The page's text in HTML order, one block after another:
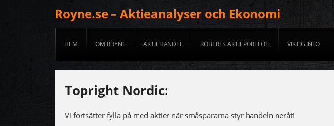
Royne.se – Aktieanalyser och Ekonomi
HEM OM ROYNE AKTIEHANDEL ROBERTS AKTIEPORTFÖLJ VIKTIG INFO
Topright Nordic:
Vi fortsätter fylla på med aktier när småspararna styr handeln neråt!